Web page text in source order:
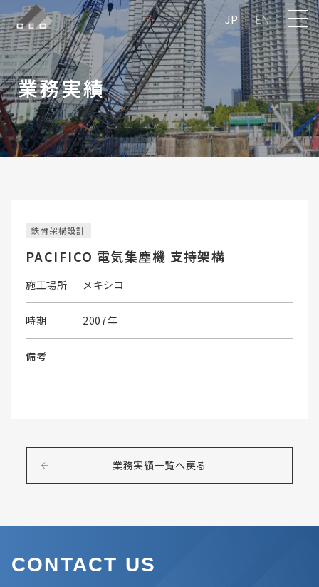
EN
JP
業務実績
鉄骨架構設計
PACIFICO 電気集塵機 支持架構
施工場所 メキシコ
時期 2007年
備考
業務実績一覧へ戻る
CONTACT US